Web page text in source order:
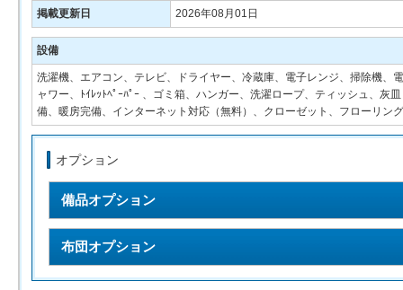
掲載更新日 2026年08月01日
設備
洗濯機、エアコン、テレビ、ドライヤー、冷蔵庫、電子レンジ、掃除機
ャワー、ﾄｲﾚｯﾄﾍﾟｰﾊﾟｰ 、ゴミ箱、ハンガー、洗濯ロープ、ティッシュ、
備、暖房完備、インターネット対応（無料）、クローゼット、フローリン
オプション
備品オプション
布団オプション